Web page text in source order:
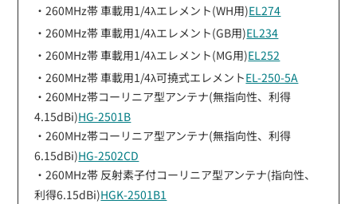
・260MHz帯 車載用1/4λエレメント(WH用)EL274
・260MHz帯 車載用1/4λエレメント(GB用)EL234
・260MHz帯 車載用1/4λエレメント(MG用)EL252
・260MHz帯 車載用1/4λ可撓式エレメントEL-250-5A
・260MHz帯コーリニア型アンテナ(無指向性、利得
4.15dBi)HG-2501B
・260MHz帯コーリニア型アンテナ(無指向性、利得
6.15dBi)HG-2502CD
・260MHz帯 反射素子付コーリニア型アンテナ(指向性、
利得6.15dBi)HGK-2501B1